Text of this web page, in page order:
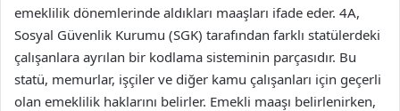
emeklilik dönemlerinde aldıkları maaşları ifade eder. 4A,
Sosyal Güvenlik Kurumu (SGK) tarafından farklı statülerdeki
çalışanlara ayrılan bir kodlama sisteminin parçasıdır. Bu
statü, memurlar, işçiler ve diğer kamu çalışanları için geçerli
olan emeklilik haklarını belirler. Emekli maaşı belirlenirken,